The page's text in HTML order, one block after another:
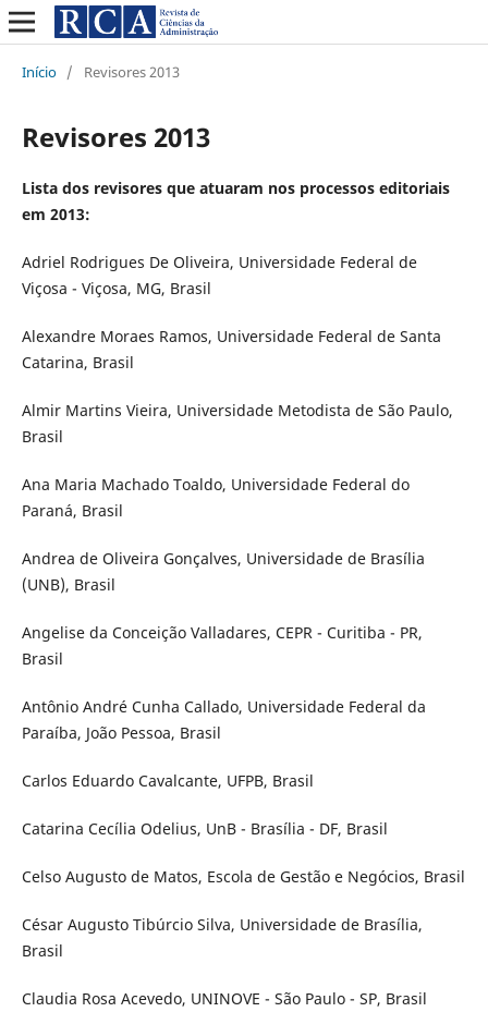
Início / Revisores 2013
Revisores 2013
Lista dos revisores que atuaram nos processos editoriais
em 2013:
Adriel Rodrigues De Oliveira, Universidade Federal de
Viçosa - Viçosa, MG, Brasil
Alexandre Moraes Ramos, Universidade Federal de Santa
Catarina, Brasil
Almir Martins Vieira, Universidade Metodista de São Paulo,
Brasil
Ana Maria Machado Toaldo, Universidade Federal do
Paraná, Brasil
Andrea de Oliveira Gonçalves, Universidade de Brasília
(UNB), Brasil
Angelise da Conceição Valladares, CEPR - Curitiba - PR,
Brasil
Antônio André Cunha Callado, Universidade Federal da
Paraíba, João Pessoa, Brasil
Carlos Eduardo Cavalcante, UFPB, Brasil
Catarina Cecília Odelius, UnB - Brasília - DF, Brasil
Celso Augusto de Matos, Escola de Gestão e Negócios, Brasil
César Augusto Tibúrcio Silva, Universidade de Brasília,
Brasil
Claudia Rosa Acevedo, UNINOVE - São Paulo - SP, Brasil